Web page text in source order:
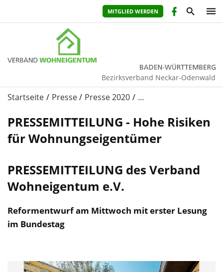
MITGLIED WERDEN
Bezirksverband Neckar-Odenwald
Startseite Presse Presse 2020 …
PRESSEMITTEILUNG - Hohe Risiken
für Wohnungseigentümer
PRESSEMITTEILUNG des Verband
Wohneigentum e.V.
Reformentwurf am Mittwoch mit erster Lesung
im Bundestag